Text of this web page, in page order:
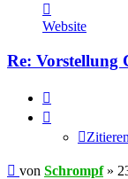
von
Schrompf
Website
Re: Vorstellung
Zitieren
Beitrag
von Schrompf»